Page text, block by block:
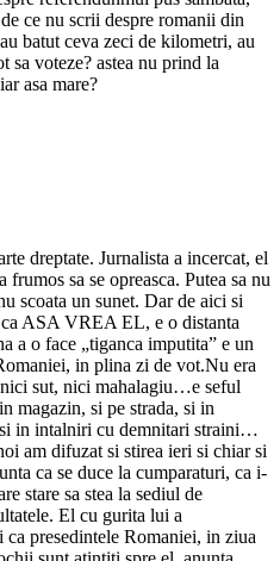
ce nu scrii despre romanii din
batut ceva zeci de kilometri, au
sa voteze? astea nu prind la
asa mare?
dreptate. Jurnalista a incercat, el
frumos sa se opreasca. Putea sa nu
scoata un sunet. Dar de aici si
ASA VREA EL, e o distanta
a o face „tiganca imputita” e un
in plina zi de vot.Nu era
sut, nici mahalagiu…e seful
magazin, si pe strada, si in
in intalniri cu demnitari straini…
am difuzat si stirea ieri si chiar si
ca se duce la cumparaturi, ca i-
stare sa stea la sediul de
El cu gurita lui a
presedintele Romaniei, in ziua